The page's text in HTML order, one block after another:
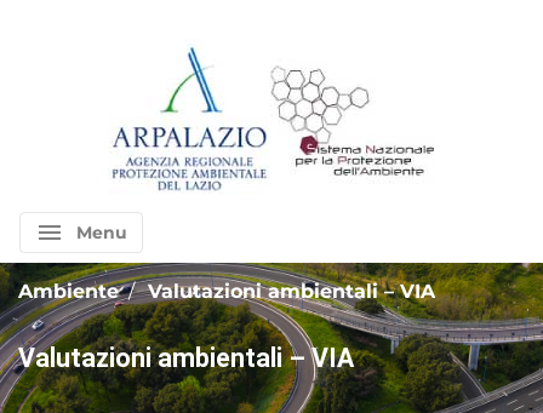
menu Menu
Ambiente Valutazioni ambientali – VIA
Valutazioni ambientali – VIA